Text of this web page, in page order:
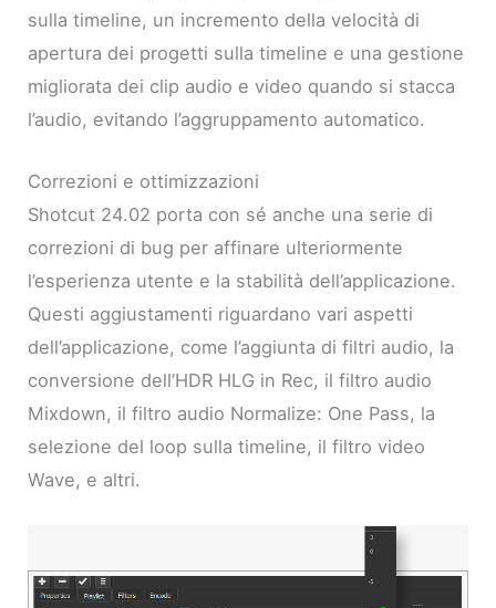
sulla timeline, un incremento della velocità di
apertura dei progetti sulla timeline e una gestione
migliorata dei clip audio e video quando si stacca
l’audio, evitando l’aggruppamento automatico.
Correzioni e ottimizzazioni
Shotcut 24.02 porta con sé anche una serie di
correzioni di bug per affinare ulteriormente
l’esperienza utente e la stabilità dell’applicazione.
Questi aggiustamenti riguardano vari aspetti
dell’applicazione, come l’aggiunta di filtri audio, la
conversione dell’HDR HLG in Rec, il filtro audio
Mixdown, il filtro audio Normalize: One Pass, la
selezione del loop sulla timeline, il filtro video
Wave, e altri.